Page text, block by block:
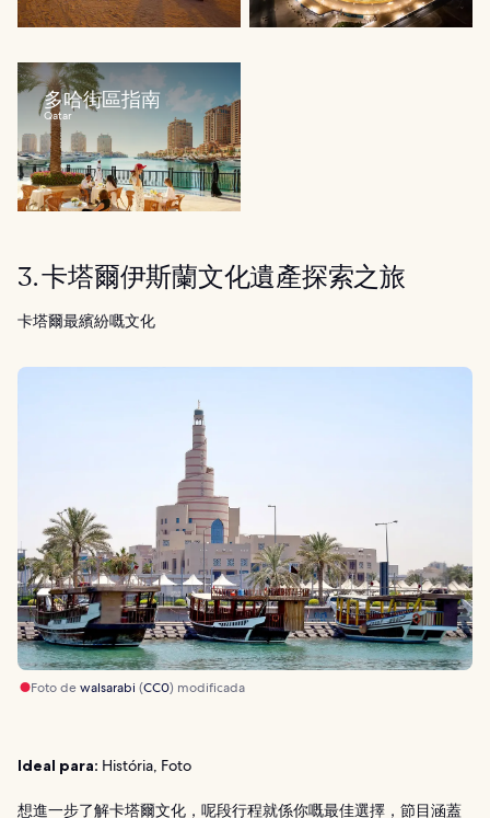
多哈街區指南
Qatar
3. 卡塔爾伊斯蘭文化遺產探索之旅
卡塔爾最繽紛嘅文化
Foto dewalsarabi (CC0) modificada
Ideal para: História, Foto
想進一步了解卡塔爾文化，呢段行程就係你嘅最佳選擇，節目涵蓋